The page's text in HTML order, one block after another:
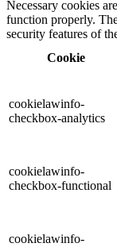
Necessary cookies
function properly.
security features of
Cookie
cookielawinfo-
checkbox-analytics
cookielawinfo-
checkbox-functional
cookielawinfo-